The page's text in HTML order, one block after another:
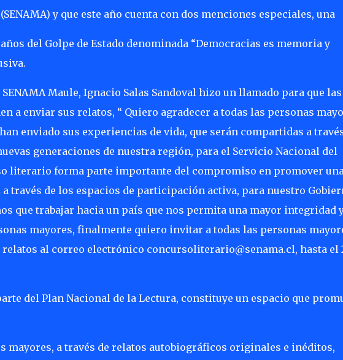
y que este año cuenta con dos menciones especiales, una
del Golpe de Estado denominada “Democracias es memoria y
Maule, Ignacio Salas Sandoval hizo un llamado para que las
a enviar sus relatos, “ Quiero agradecer a todas las personas
enviado sus experiencias de vida, que serán compartidas a
generaciones de nuestra región, para el Servicio Nacional del
literario forma parte importante del compromiso en promover
través de los espacios de participación activa, para nuestro
que trabajar hacia un país que nos permita una mayor integridad
mayores, finalmente quiero invitar a todas las personas
relatos al correo electrónico concursoliterario@senama.cl, hasta el
del Plan Nacional de la Lectura, constituye un espacio que
mayores, a través de relatos autobiográficos originales e inéditos,